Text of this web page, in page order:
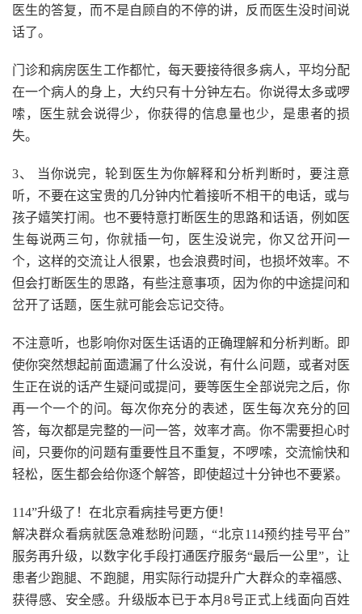
医生的答复，而不是自顾自的不停的讲，反而医生没时间说
话了。
门诊和病房医生工作都忙，每天要接待很多病人，平均分配
在一个病人的身上，大约只有十分钟左右。你说得太多或啰
嗦，医生就会说得少，你获得的信息量也少，是患者的损
失。
3、 当你说完，轮到医生为你解释和分析判断时，要注意
听，不要在这宝贵的几分钟内忙着接听不相干的电话，或与
孩子嬉笑打闹。也不要特意打断医生的思路和话语，例如医
生每说两三句，你就插一句，医生没说完，你又岔开问一
个，这样的交流让人很累，也会浪费时间，也损坏效率。不
但会打断医生的思路，有些注意事项，因为你的中途提问和
岔开了话题，医生就可能会忘记交待。
不注意听，也影响你对医生话语的正确理解和分析判断。即
使你突然想起前面遗漏了什么没说，有什么问题，或者对医
生正在说的话产生疑问或提问，要等医生全部说完之后，你
再一个一个的问。每次你充分的表述，医生每次充分的回
答，每次都是完整的一问一答，效率才高。你不需要担心时
间，只要你的问题有重要性且不重复，不啰嗦，交流愉快和
轻松，医生都会给你逐个解答，即使超过十分钟也不要紧。
114”升级了！在北京看病挂号更方便！
解决群众看病就医急难愁盼问题，“北京114预约挂号平台”
服务再升级，以数字化手段打通医疗服务“最后一公里”，让
患者少跑腿、不跑腿，用实际行动提升广大群众的幸福感、
获得感、安全感。升级版本已于本月8号正式上线面向百姓